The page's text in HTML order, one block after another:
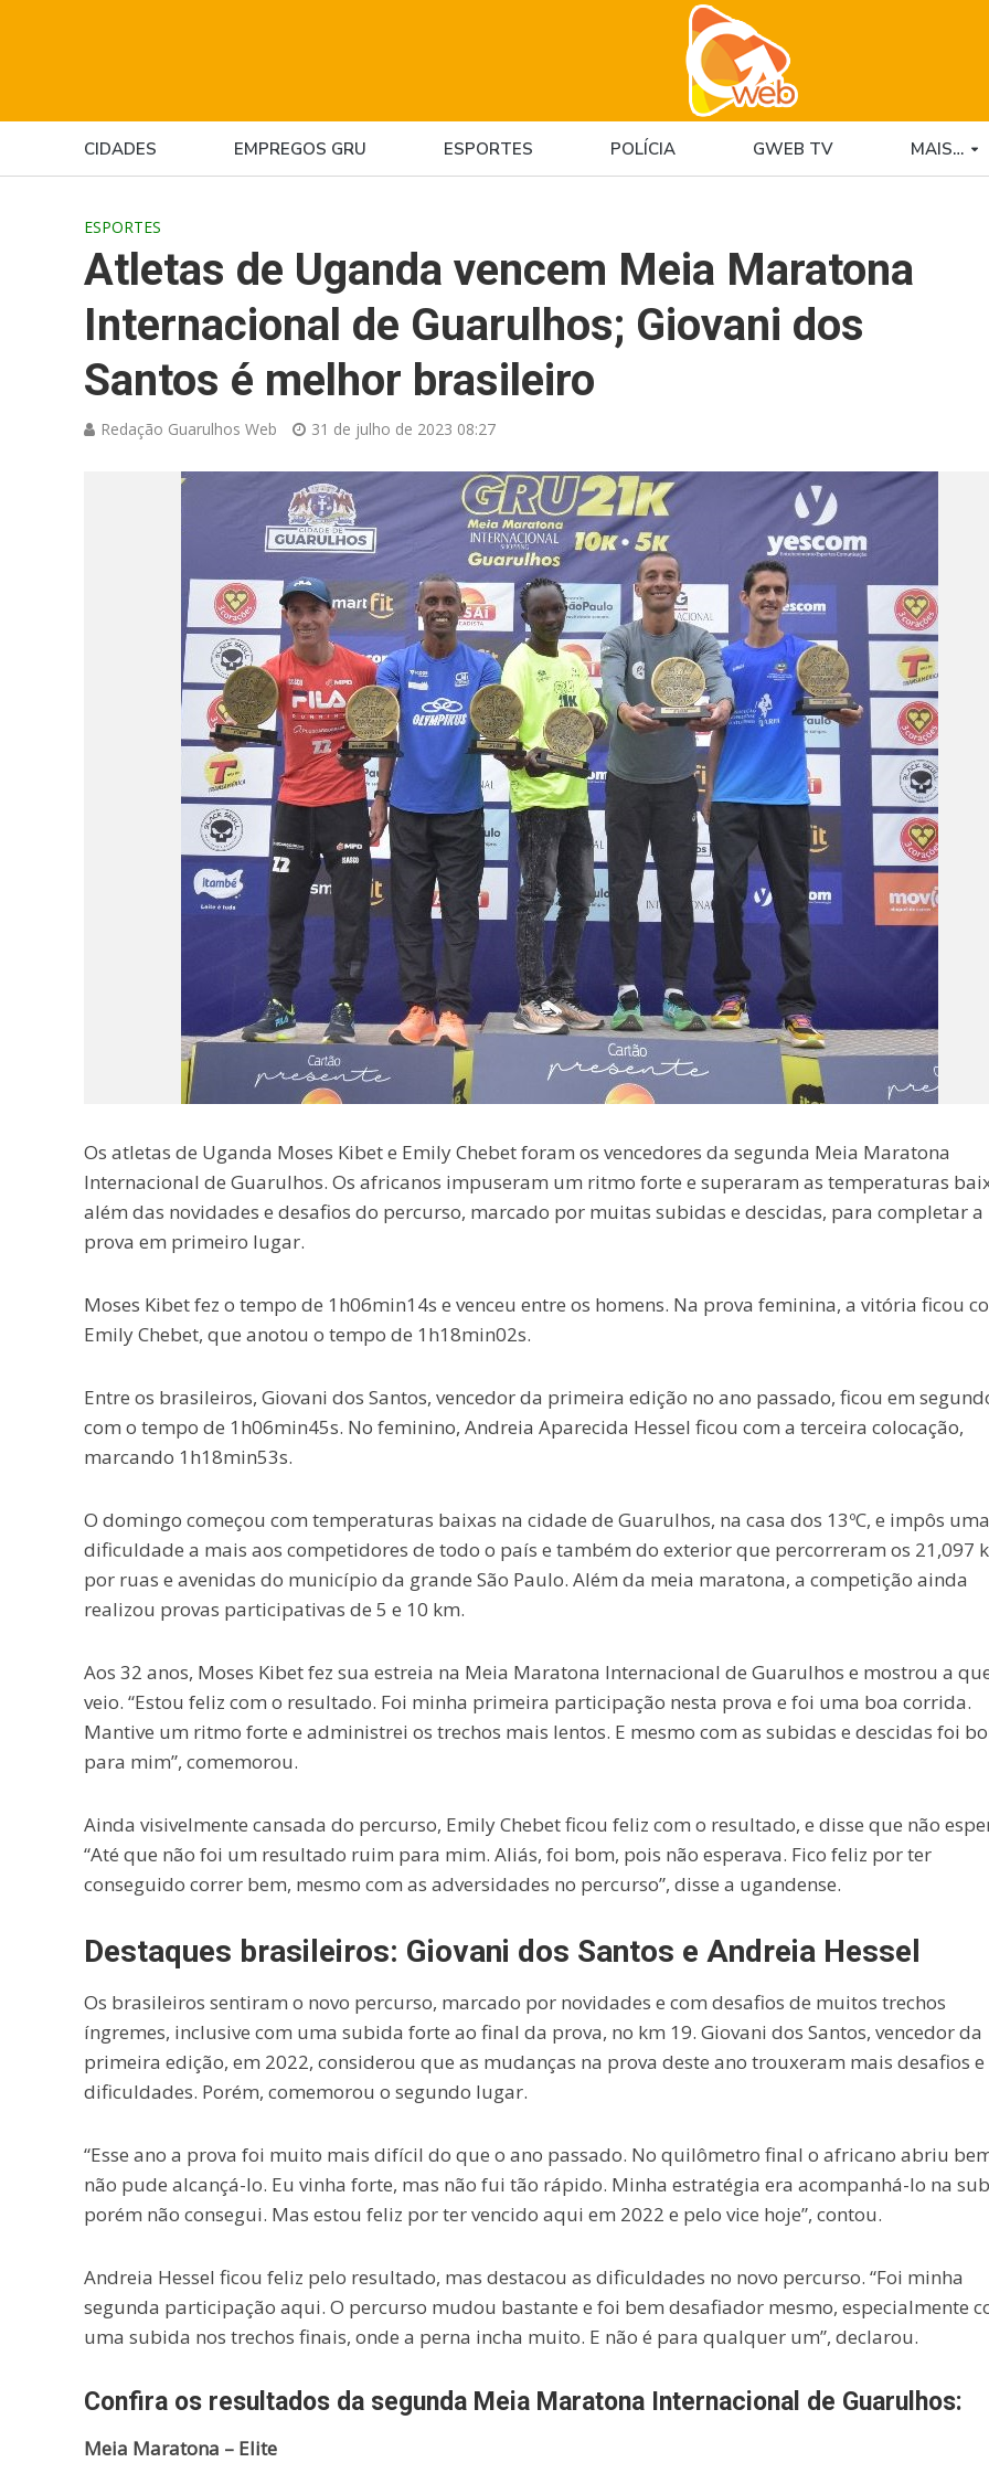
CIDADES EMPREGOS GRU ESPORTES POLÍCIA GWEB TV MAIS…
ESPORTES
Atletas de Uganda vencem Meia Maratona
Internacional de Guarulhos; Giovani dos
Santos é melhor brasileiro
Redação Guarulhos Web 31 de julho de 2023 08:27
Os atletas de Uganda Moses Kibet e Emily Chebet foram os vencedores da segunda Meia Maratona
Internacional de Guarulhos. Os africanos impuseram um ritmo forte e superaram as temperaturas
além das novidades e desafios do percurso, marcado por muitas subidas e descidas, para completar a
prova em primeiro lugar.
Moses Kibet fez o tempo de 1h06min14s e venceu entre os homens. Na prova feminina, a vitória ficou
Emily Chebet, que anotou o tempo de 1h18min02s.
Entre os brasileiros, Giovani dos Santos, vencedor da primeira edição no ano passado, ficou em
com o tempo de 1h06min45s. No feminino, Andreia Aparecida Hessel ficou com a terceira colocação,
marcando 1h18min53s.
O domingo começou com temperaturas baixas na cidade de Guarulhos, na casa dos 13ºC, e impôs uma
dificuldade a mais aos competidores de todo o país e também do exterior que percorreram os 21,097
por ruas e avenidas do município da grande São Paulo. Além da meia maratona, a competição ainda
realizou provas participativas de 5 e 10 km.
Aos 32 anos, Moses Kibet fez sua estreia na Meia Maratona Internacional de Guarulhos e mostrou a
veio. “Estou feliz com o resultado. Foi minha primeira participação nesta prova e foi uma boa corrida.
Mantive um ritmo forte e administrei os trechos mais lentos. E mesmo com as subidas e descidas foi
para mim”, comemorou.
Ainda visivelmente cansada do percurso, Emily Chebet ficou feliz com o resultado, e disse que não
“Até que não foi um resultado ruim para mim. Aliás, foi bom, pois não esperava. Fico feliz por ter
conseguido correr bem, mesmo com as adversidades no percurso”, disse a ugandense.
Destaques brasileiros: Giovani dos Santos e Andreia Hessel
Os brasileiros sentiram o novo percurso, marcado por novidades e com desafios de muitos trechos
íngremes, inclusive com uma subida forte ao final da prova, no km 19. Giovani dos Santos, vencedor da
primeira edição, em 2022, considerou que as mudanças na prova deste ano trouxeram mais desafios e
dificuldades. Porém, comemorou o segundo lugar.
“Esse ano a prova foi muito mais difícil do que o ano passado. No quilômetro final o africano abriu
não pude alcançá-lo. Eu vinha forte, mas não fui tão rápido. Minha estratégia era acompanhá-lo na
porém não consegui. Mas estou feliz por ter vencido aqui em 2022 e pelo vice hoje”, contou.
Andreia Hessel ficou feliz pelo resultado, mas destacou as dificuldades no novo percurso. “Foi minha
segunda participação aqui. O percurso mudou bastante e foi bem desafiador mesmo, especialmente
uma subida nos trechos finais, onde a perna incha muito. E não é para qualquer um”, declarou.
Confira os resultados da segunda Meia Maratona Internacional de Guarulhos:
Meia Maratona – Elite